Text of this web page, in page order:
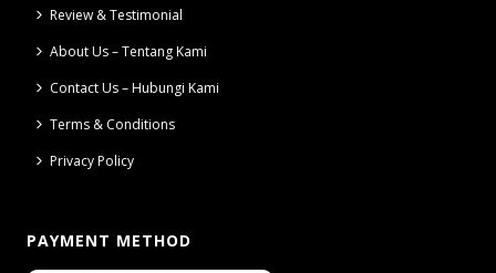
Review & Testimonial
About Us – Tentang Kami
Contact Us – Hubungi Kami
Terms & Conditions
Privacy Policy
PAYMENT METHOD